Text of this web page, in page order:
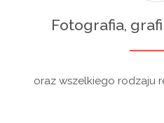
Fotografia,
oraz wszelkiego rodzaju